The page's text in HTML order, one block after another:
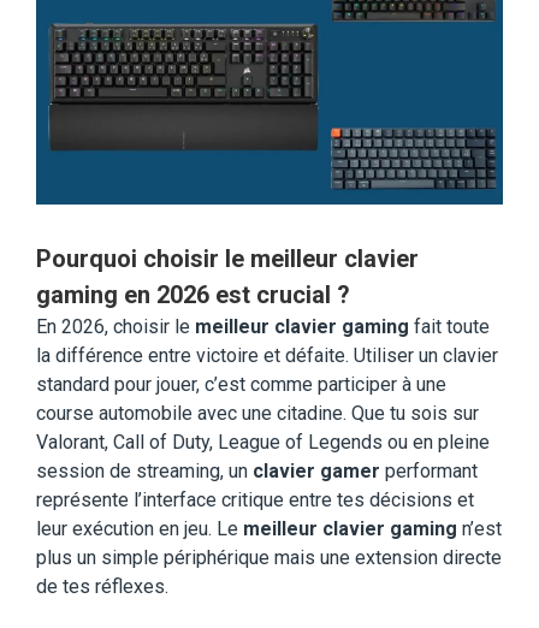
Pourquoi choisir le meilleur clavier
gaming en 2026 est crucial ?
En 2026, choisir le meilleur clavier gaming fait toute
la différence entre victoire et défaite. Utiliser un clavier
standard pour jouer, c’est comme participer à une
course automobile avec une citadine. Que tu sois sur
Valorant, Call of Duty, League of Legends ou en pleine
session de streaming, un clavier gamer performant
représente l’interface critique entre tes décisions et
leur exécution en jeu. Le meilleur clavier gaming n’est
plus un simple périphérique mais une extension directe
de tes réflexes.